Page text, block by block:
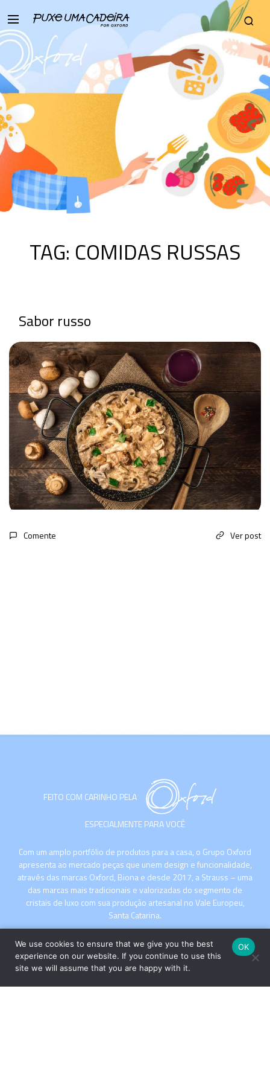
TAG: COMIDAS RUSSAS
Sabor russo
Comente Ver post
FEITO COM CARINHO PELA
ESPECIALMENTE PARA VOCÊ
Com um amplo portfólio de produtos para a casa, o Grupo Oxford
apresenta ao mercado peças que unem design e funcionalidade,
através das marcas Oxford, Biona e desde 2017, a Strauss – uma
das marcas mais tradicionais e valorizadas do segmento de
cristais de luxo com sua produção artesanal no Vale Europeu,
Santa Catarina.
We use cookies to ensure that we give you the best
experience on our website. If you continue to use this
site we will assume that you are happy with it.
OK